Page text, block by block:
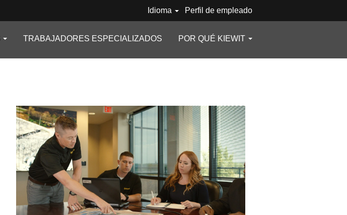
Idioma Perfil de empleado
TRABAJADORES ESPECIALIZADOS POR QUÉ KIEWIT